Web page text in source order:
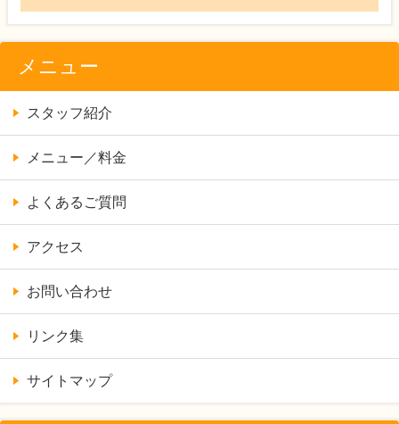
メニュー
スタッフ紹介
メニュー／料金
よくあるご質問
アクセス
お問い合わせ
リンク集
サイトマップ